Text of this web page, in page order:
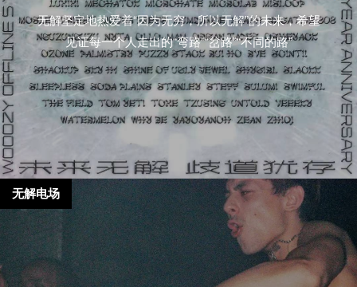
无解坚定地热爱着“因为无穷，所以无解”的未来，希望
见证每一个人走出的“弯路”“岔路”“不同的路”
无解电场